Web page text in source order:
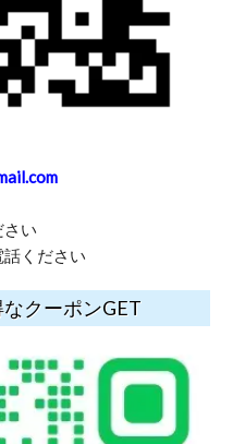
さい
話ください
クーポンGET